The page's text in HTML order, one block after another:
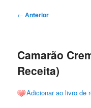
Navegação
← Anterior
Camarão
Receita)
Adicionar ao livro de